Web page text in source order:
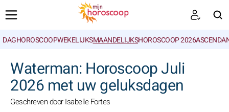
DAGHOROSCOOPWEKELIJKSMAANDELIJKSHOROSCOOP 2026
Waterman: Horoscoop Juli
2026 met uw geluksdagen
Geschreven door Isabelle Fortes